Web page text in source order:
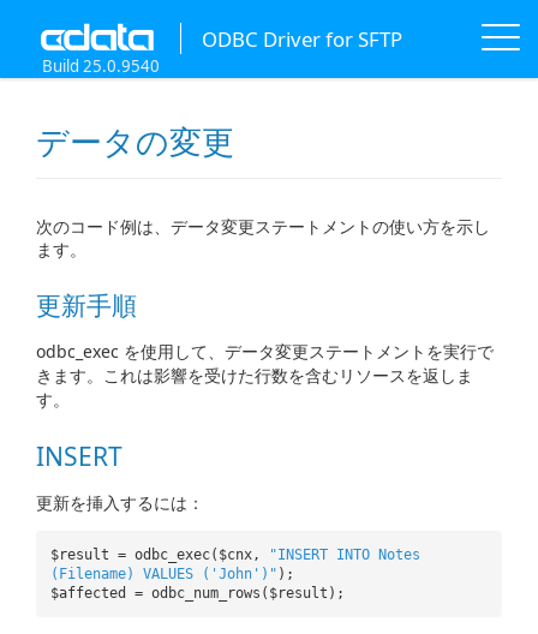
ODBC Driver for SFTP
Build 25.0.9540
データの変更
次のコード例は、データ変更ステートメントの使い方を示し
ます。
更新手順
odbc_exec を使用して、データ変更ステートメントを実行で
きます。これは影響を受けた行数を含むリソースを返しま
す。
INSERT
更新を挿入するには：
$result = odbc_exec($cnx,
"INSERT INTO Notes
(Filename) VALUES ('John')" );
$affected = odbc_num_rows($result);